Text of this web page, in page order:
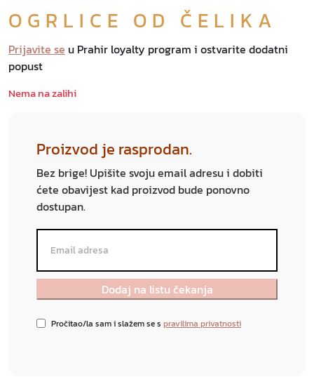
OGRLICE OD ČELIKA
Prijavite se u Prahir loyalty program i ostvarite dodatni
popust
Nema na zalihi
Proizvod je rasprodan.
Bez brige! Upišite svoju email adresu i dobiti
ćete obavijest kad proizvod bude ponovno
dostupan.
Pročitao/la sam i slažem se s pravilima privatnosti